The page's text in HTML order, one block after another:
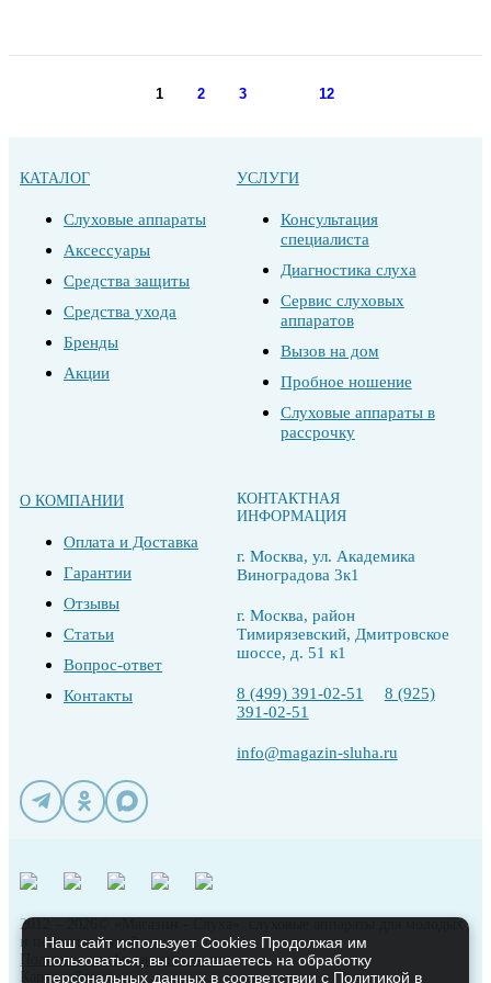
1 2 3 12
КАТАЛОГ
Слуховые аппараты
Аксессуары
Средства защиты
Средства ухода
Бренды
Акции
УСЛУГИ
Консультация
специалиста
Диагностика слуха
Сервис слуховых
аппаратов
Вызов на дом
Пробное ношение
Слуховые аппараты в
рассрочку
О КОМПАНИИ
Оплата и Доставка
Гарантии
Отзывы
Статьи
Вопрос-ответ
Контакты
КОНТАКТНАЯ
ИНФОРМАЦИЯ
г. Москва, ул. Академика
Виноградова 3к1
г. Москва, район
Тимирязевский, Дмитровское
шоссе, д. 51 к1
8 (499) 391-02-51
8 (925)
391-02-51
info@magazin-sluha.ru
2012 – 2026© «Магазин - Слуха»: слуховые аппараты для молодых
и пожилых людей
Политика конфиденциальности
Карта сайта
Наш сайт использует Cookies Продолжая им
пользоваться, вы соглашаетесь на обработку
персональных данных в соответствии с Политикой в